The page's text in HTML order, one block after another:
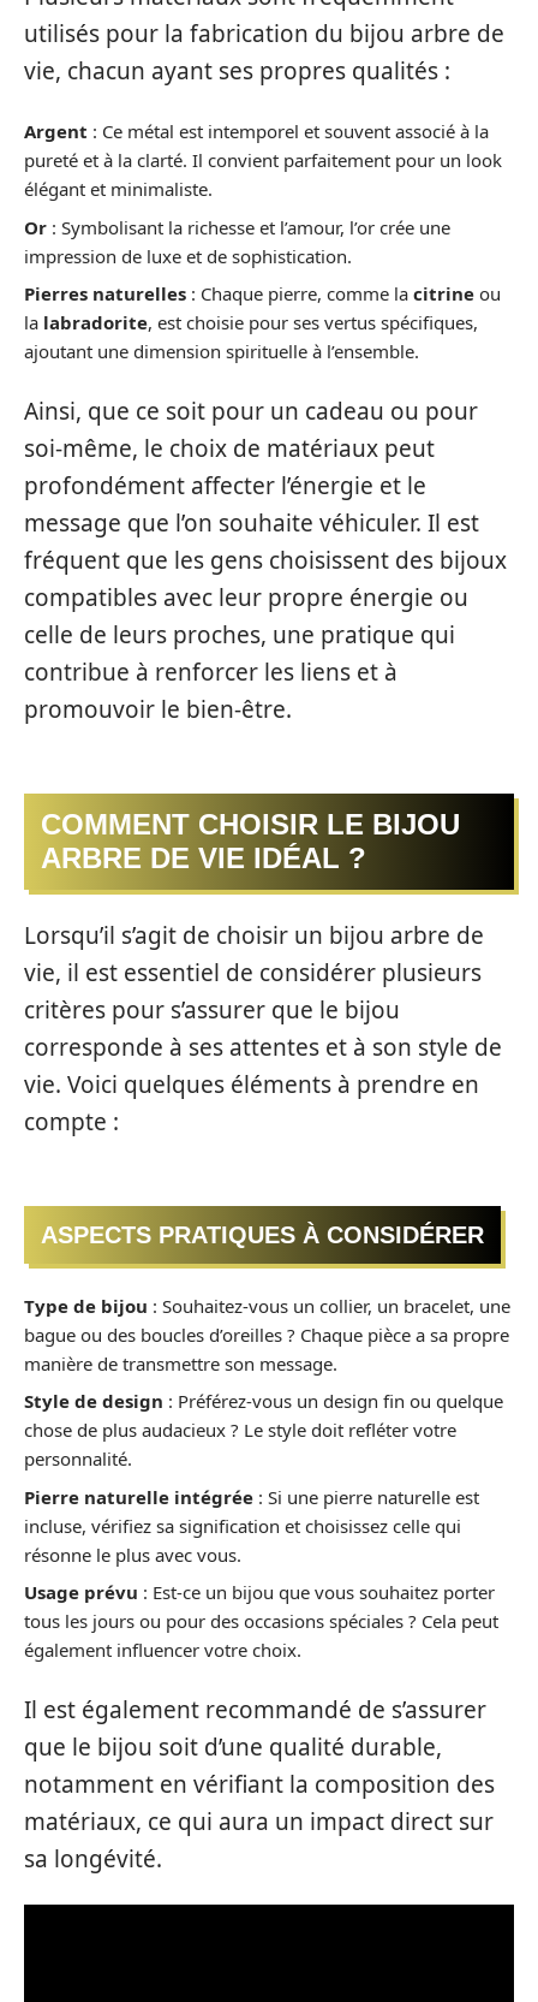
utilisés pour la fabrication du bijou arbre de
vie, chacun ayant ses propres qualités :
Argent : Ce métal est intemporel et souvent associé à la
pureté et à la clarté. Il convient parfaitement pour un look
élégant et minimaliste.
Or : Symbolisant la richesse et l’amour, l’or crée une
impression de luxe et de sophistication.
Pierres naturelles : Chaque pierre, comme la citrine ou
la labradorite, est choisie pour ses vertus spécifiques,
ajoutant une dimension spirituelle à l’ensemble.
Ainsi, que ce soit pour un cadeau ou pour
soi-même, le choix de matériaux peut
profondément affecter l’énergie et le
message que l’on souhaite véhiculer. Il est
fréquent que les gens choisissent des bijoux
compatibles avec leur propre énergie ou
celle de leurs proches, une pratique qui
contribue à renforcer les liens et à
promouvoir le bien-être.
COMMENT CHOISIR LE BIJOU
ARBRE DE VIE IDÉAL ?
Lorsqu’il s’agit de choisir un bijou arbre de
vie, il est essentiel de considérer plusieurs
critères pour s’assurer que le bijou
corresponde à ses attentes et à son style de
vie. Voici quelques éléments à prendre en
compte :
ASPECTS PRATIQUES À CONSIDÉRER
Type de bijou : Souhaitez-vous un collier, un bracelet, une
bague ou des boucles d’oreilles ? Chaque pièce a sa propre
manière de transmettre son message.
Style de design : Préférez-vous un design fin ou quelque
chose de plus audacieux ? Le style doit refléter votre
personnalité.
Pierre naturelle intégrée : Si une pierre naturelle est
incluse, vérifiez sa signification et choisissez celle qui
résonne le plus avec vous.
Usage prévu : Est-ce un bijou que vous souhaitez porter
tous les jours ou pour des occasions spéciales ? Cela peut
également influencer votre choix.
Il est également recommandé de s’assurer
que le bijou soit d’une qualité durable,
notamment en vérifiant la composition des
matériaux, ce qui aura un impact direct sur
sa longévité.